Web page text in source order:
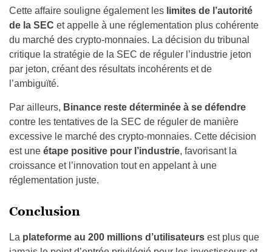
Cette affaire souligne également les limites de l’autorité
de la SEC et appelle à une réglementation plus cohérente
du marché des crypto-monnaies. La décision du tribunal
critique la stratégie de la SEC de réguler l’industrie jeton
par jeton, créant des résultats incohérents et de
l’ambiguïté.
Par ailleurs, Binance reste déterminée à se défendre
contre les tentatives de la SEC de réguler de manière
excessive le marché des crypto-monnaies. Cette décision
est une étape positive pour l’industrie, favorisant la
croissance et l’innovation tout en appelant à une
réglementation juste.
Conclusion
La plateforme au 200 millions d’utilisateurs est plus que